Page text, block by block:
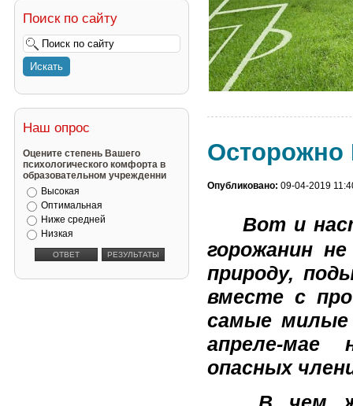
Поиск по сайту
Наш опрос
Оцените степень Вашего
психологического комфорта в
образовательном учрежденни
Высокая
Оптимальная
Ниже средней
Низкая
Опубликовано: 09-04-2019
Вот и
горожанин
природу,
вместе с
самые
апреле-мае
опасных